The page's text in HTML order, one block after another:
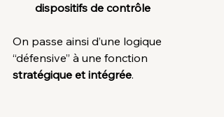
dispositifs de contrôle
On passe ainsi d’une logique
“défensive” à une fonction
stratégique et intégrée.